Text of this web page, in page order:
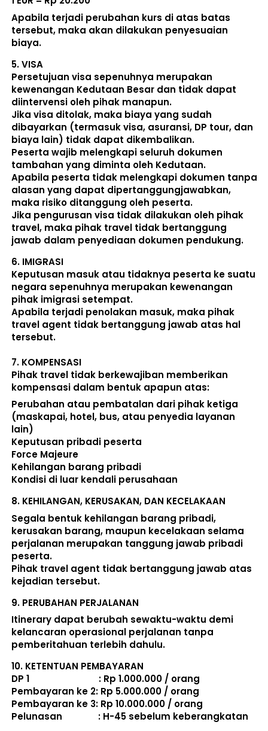
Apabila terjadi perubahan kurs di atas batas
tersebut, maka akan dilakukan penyesuaian
biaya.
5. VISA
Persetujuan visa sepenuhnya merupakan
kewenangan Kedutaan Besar dan tidak dapat
diintervensi oleh pihak manapun.
Jika visa ditolak, maka biaya yang sudah
dibayarkan (termasuk visa, asuransi, DP tour, dan
biaya lain) tidak dapat dikembalikan.
Peserta wajib melengkapi seluruh dokumen
tambahan yang diminta oleh Kedutaan.
Apabila peserta tidak melengkapi dokumen tanpa
alasan yang dapat dipertanggungjawabkan,
maka risiko ditanggung oleh peserta.
Jika pengurusan visa tidak dilakukan oleh pihak
travel, maka pihak travel tidak bertanggung
jawab dalam penyediaan dokumen pendukung.
6. IMIGRASI
Keputusan masuk atau tidaknya peserta ke suatu
negara sepenuhnya merupakan kewenangan
pihak imigrasi setempat.
Apabila terjadi penolakan masuk, maka pihak
travel agent tidak bertanggung jawab atas hal
tersebut.
7. KOMPENSASI
Pihak travel tidak berkewajiban memberikan
kompensasi dalam bentuk apapun atas:
Perubahan atau pembatalan dari pihak ketiga
(maskapai, hotel, bus, atau penyedia layanan
lain)
Keputusan pribadi peserta
Force Majeure
Kehilangan barang pribadi
Kondisi di luar kendali perusahaan
8. KEHILANGAN, KERUSAKAN, DAN KECELAKAAN
Segala bentuk kehilangan barang pribadi,
kerusakan barang, maupun kecelakaan selama
perjalanan merupakan tanggung jawab pribadi
peserta.
Pihak travel agent tidak bertanggung jawab atas
kejadian tersebut.
9. PERUBAHAN PERJALANAN
Itinerary dapat berubah sewaktu-waktu demi
kelancaran operasional perjalanan tanpa
pemberitahuan terlebih dahulu.
10. KETENTUAN PEMBAYARAN
DP 1                             : Rp 1.000.000 / orang
Pembayaran ke 2: Rp 5.000.000 / orang
Pembayaran ke 3: Rp 10.000.000 / orang
Pelunasan               : H-45 sebelum keberangkatan